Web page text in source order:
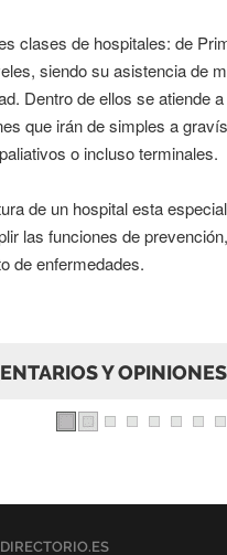
clases de hospitales: de
siendo su asistencia de
Dentro de ellos se atiende
que irán de simples a
o incluso terminales.
de un hospital esta
las funciones de
de enfermedades.
Y OPINIONES